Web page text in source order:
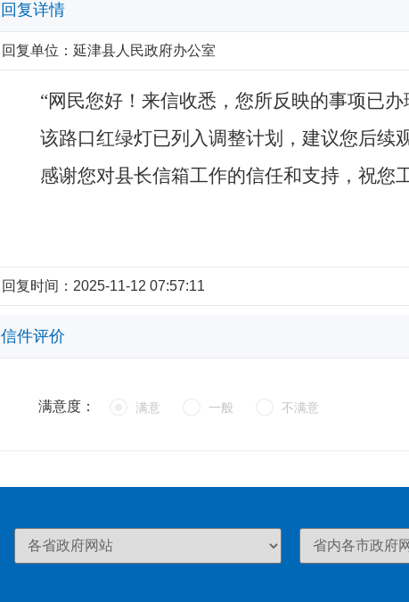
回复详情
回复单位：延津县人民政府办公室
“网民您好！来信收悉，您所反映的事项已
该路口红绿灯已列入调整计划，建议您后续
感谢您对县长信箱工作的信任和支持，祝您
回复时间：2025-11-12 07:57:11
信件评价
满意度： 满意 一般 不满意